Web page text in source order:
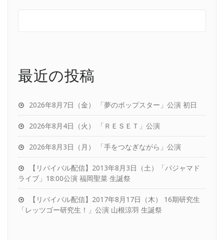
最近の投稿
2026年8月7日（金） 「夢のポップスター」公演 初日
2026年8月4日（火） 「ＲＥＳＥＴ」公演
2026年8月3日（月） 「手をつなぎながら」公演
【リバイバル配信】2013年8月3日（土）「パジャマド
ライブ」18:00公演 福岡聖菜 生誕祭
【リバイバル配信】2017年8月17日（木） 16期研究生
「レッツゴー研究生！」公演 山根涼羽 生誕祭